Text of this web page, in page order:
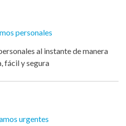
personales
al instante de manera
fácil y segura
urgentes